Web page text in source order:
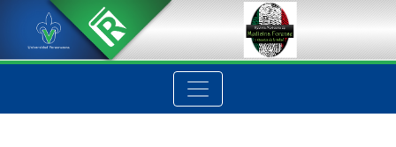
Ph y carga bacteriana en ejecutantes de instrumentos de